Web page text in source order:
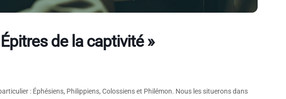
de la captivité »
: Éphésiens, Philippiens, Colossiens et Philémon. Nous les situerons dans